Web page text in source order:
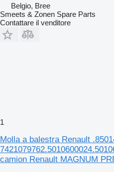
Belgio, Bree
Smeets & Zonen Spare Parts
Contattare il venditore
1
Molla a balestra Renault
camion Renault MAGNUM